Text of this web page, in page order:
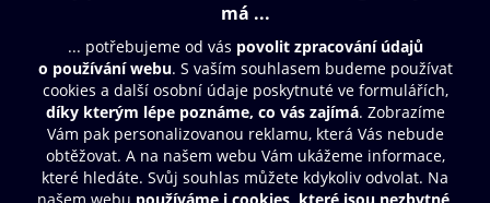
Obsah ke stažení
Moje O2 Knihovna
Další zábava